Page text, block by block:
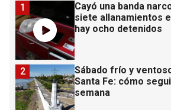
Cayó una banda
siete allanamientos
hay ocho detenidos
1
Sábado frío y
Santa Fe: cómo
semana
2